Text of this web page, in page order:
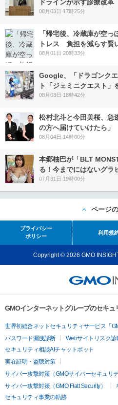
ドラインが示す診療改革
08月03日 17時25分
「帰宅後、冷蔵庫が空
トレス 負担を減らす賢
08月01日 20時33分
Google、「ドラゴンク
ト「ジェミニクエスト」
08月03日 18時42分
松村北斗と今田美桜、急
の方へ届けていけたら」
08月04日 14時00分
本郷柚巴が「BLT
る！今までにはないグラ
07月31日 19時00分
ページ
プライバシー
ポリシー
利用規
Copyright © 2026 GMO
GMOインターネットグループのセキュ
世界初総合ネットセキュリティサービス「
パスワード漏洩診断
Webサイトリスク診
セキュリティ相談AIチャットボット
実在証明・盗聴対策
サイバー攻撃対策（GMOサイバーセキュリ
サイバー攻撃対策（GMO Flatt Security）
セキュリティ事業の軌跡